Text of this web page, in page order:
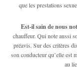
que les prestations
Est-il sain de nous
chauffeur. Qui note aussi
préavis. Sur des critères
son conducteur qu’elle est
au